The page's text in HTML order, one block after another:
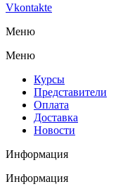
Vkontakte
Меню
Меню
Курсы
Представители
Оплата
Доставка
Новости
Информация
Информация